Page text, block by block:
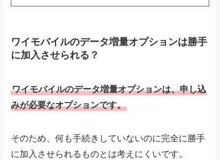
ワイモバイルのデータ増量オプションは勝手
に加入させられる？
ワイモバイルのデータ増量オプションは、申し込
みが必要なオプションです。
そのため、何も手続きしていないのに完全に勝手
に加入させられるものとは考えにくいです。